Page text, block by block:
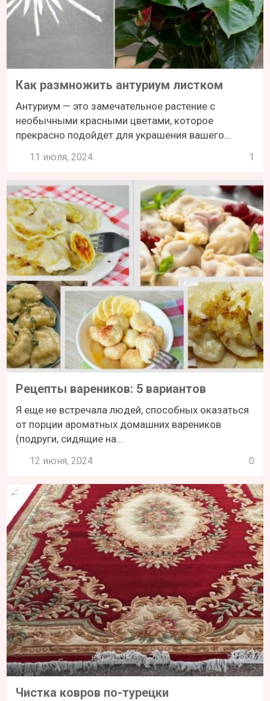
Как размножить антуриум листком
Антуриум — это замечательное растение с
необычными красными цветами, которое
прекрасно подойдет для украшения вашего...
11 июля, 2024 1
Рецепты вареников: 5 вариантов
Я еще не встречала людей, способных оказаться
от порции ароматных домашних вареников
(подруги, сидящие на...
12 июня, 2024 0
Чистка ковров по-турецки